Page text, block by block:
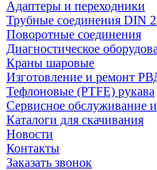
Адаптеры и переходники
Трубные соединения DIN
Поворотные соединения
Диагностическое
Краны шаровые
Изготовление и ремонт
Тефлоновые (PTFE) рукава
Сервисное обслуживание и
Каталоги для скачивания
Новости
Контакты
Заказать звонок